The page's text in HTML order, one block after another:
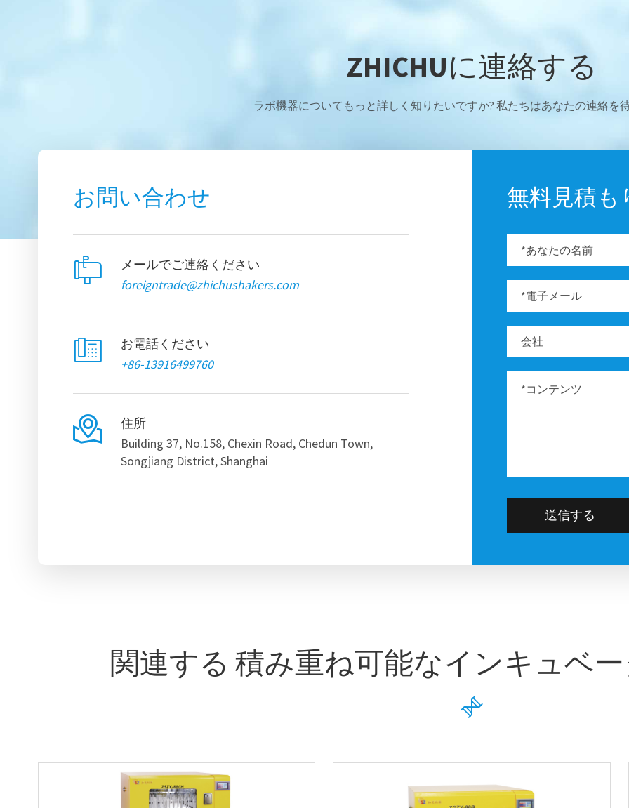
ZHICHUに連絡する
ラボ機器についてもっと詳しく知りたいですか? 私たちはあなたの連絡を
お問い合わせ

メールでご連絡ください
foreigntrade@zhichushakers.com

お電話ください
+86-13916499760

住所
Building 37, No.158, Chexin Road, Chedun Town,
Songjiang District, Shanghai
無料見積も
送信する
関連する 積み重ね可能なインキュベ
